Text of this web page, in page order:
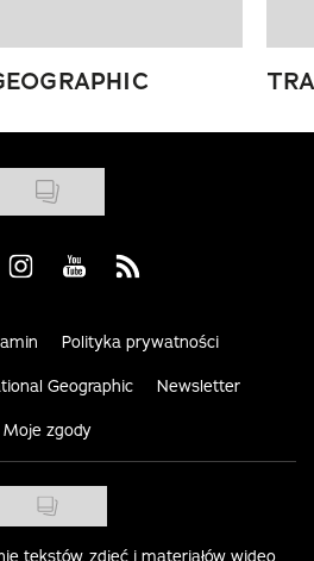
on Facebook
Visit us on Instagram
Visit us on Youtube
Visit us on Rss
Polityka prywatności
Geographic Newsletter
Moje zgody
tekstów, zdjęć i materiałów wideo